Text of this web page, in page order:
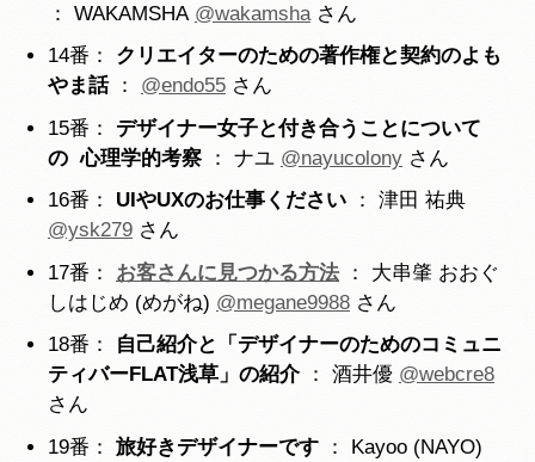
： WAKAMSHA @wakamsha さん
14番： クリエイターのための著作権と契約のよも
やま話： @endo55 さん
15番： デザイナー女子と付き合うことについて
の 心理学的考察 ： ナユ @nayucolony さん
16番： UIやUXのお仕事ください ： 津田 祐典
@ysk279 さん
17番： お客さんに見つかる方法 ： 大串肇 おおぐ
しはじめ (めがね) @megane9988 さん
18番：
自己紹介と「デザイナーのためのコミュニ
ティバーFLAT浅草」の紹介： 酒井優 @webcre8
さん
19番： 旅好きデザイナーです ： Kayoo (NAYO)